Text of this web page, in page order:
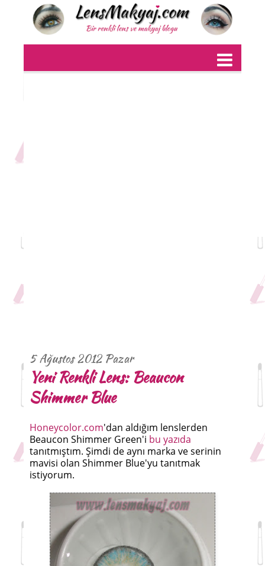
5 Ağustos 2012 Pazar
Yeni Renkli Lens: Beaucon
Shimmer Blue
Honeycolor.com'dan aldığım lenslerden
Beaucon Shimmer Green'i bu yazıda
tanıtmıştım. Şimdi de aynı marka ve serinin
mavisi olan Shimmer Blue'yu tanıtmak
istiyorum.